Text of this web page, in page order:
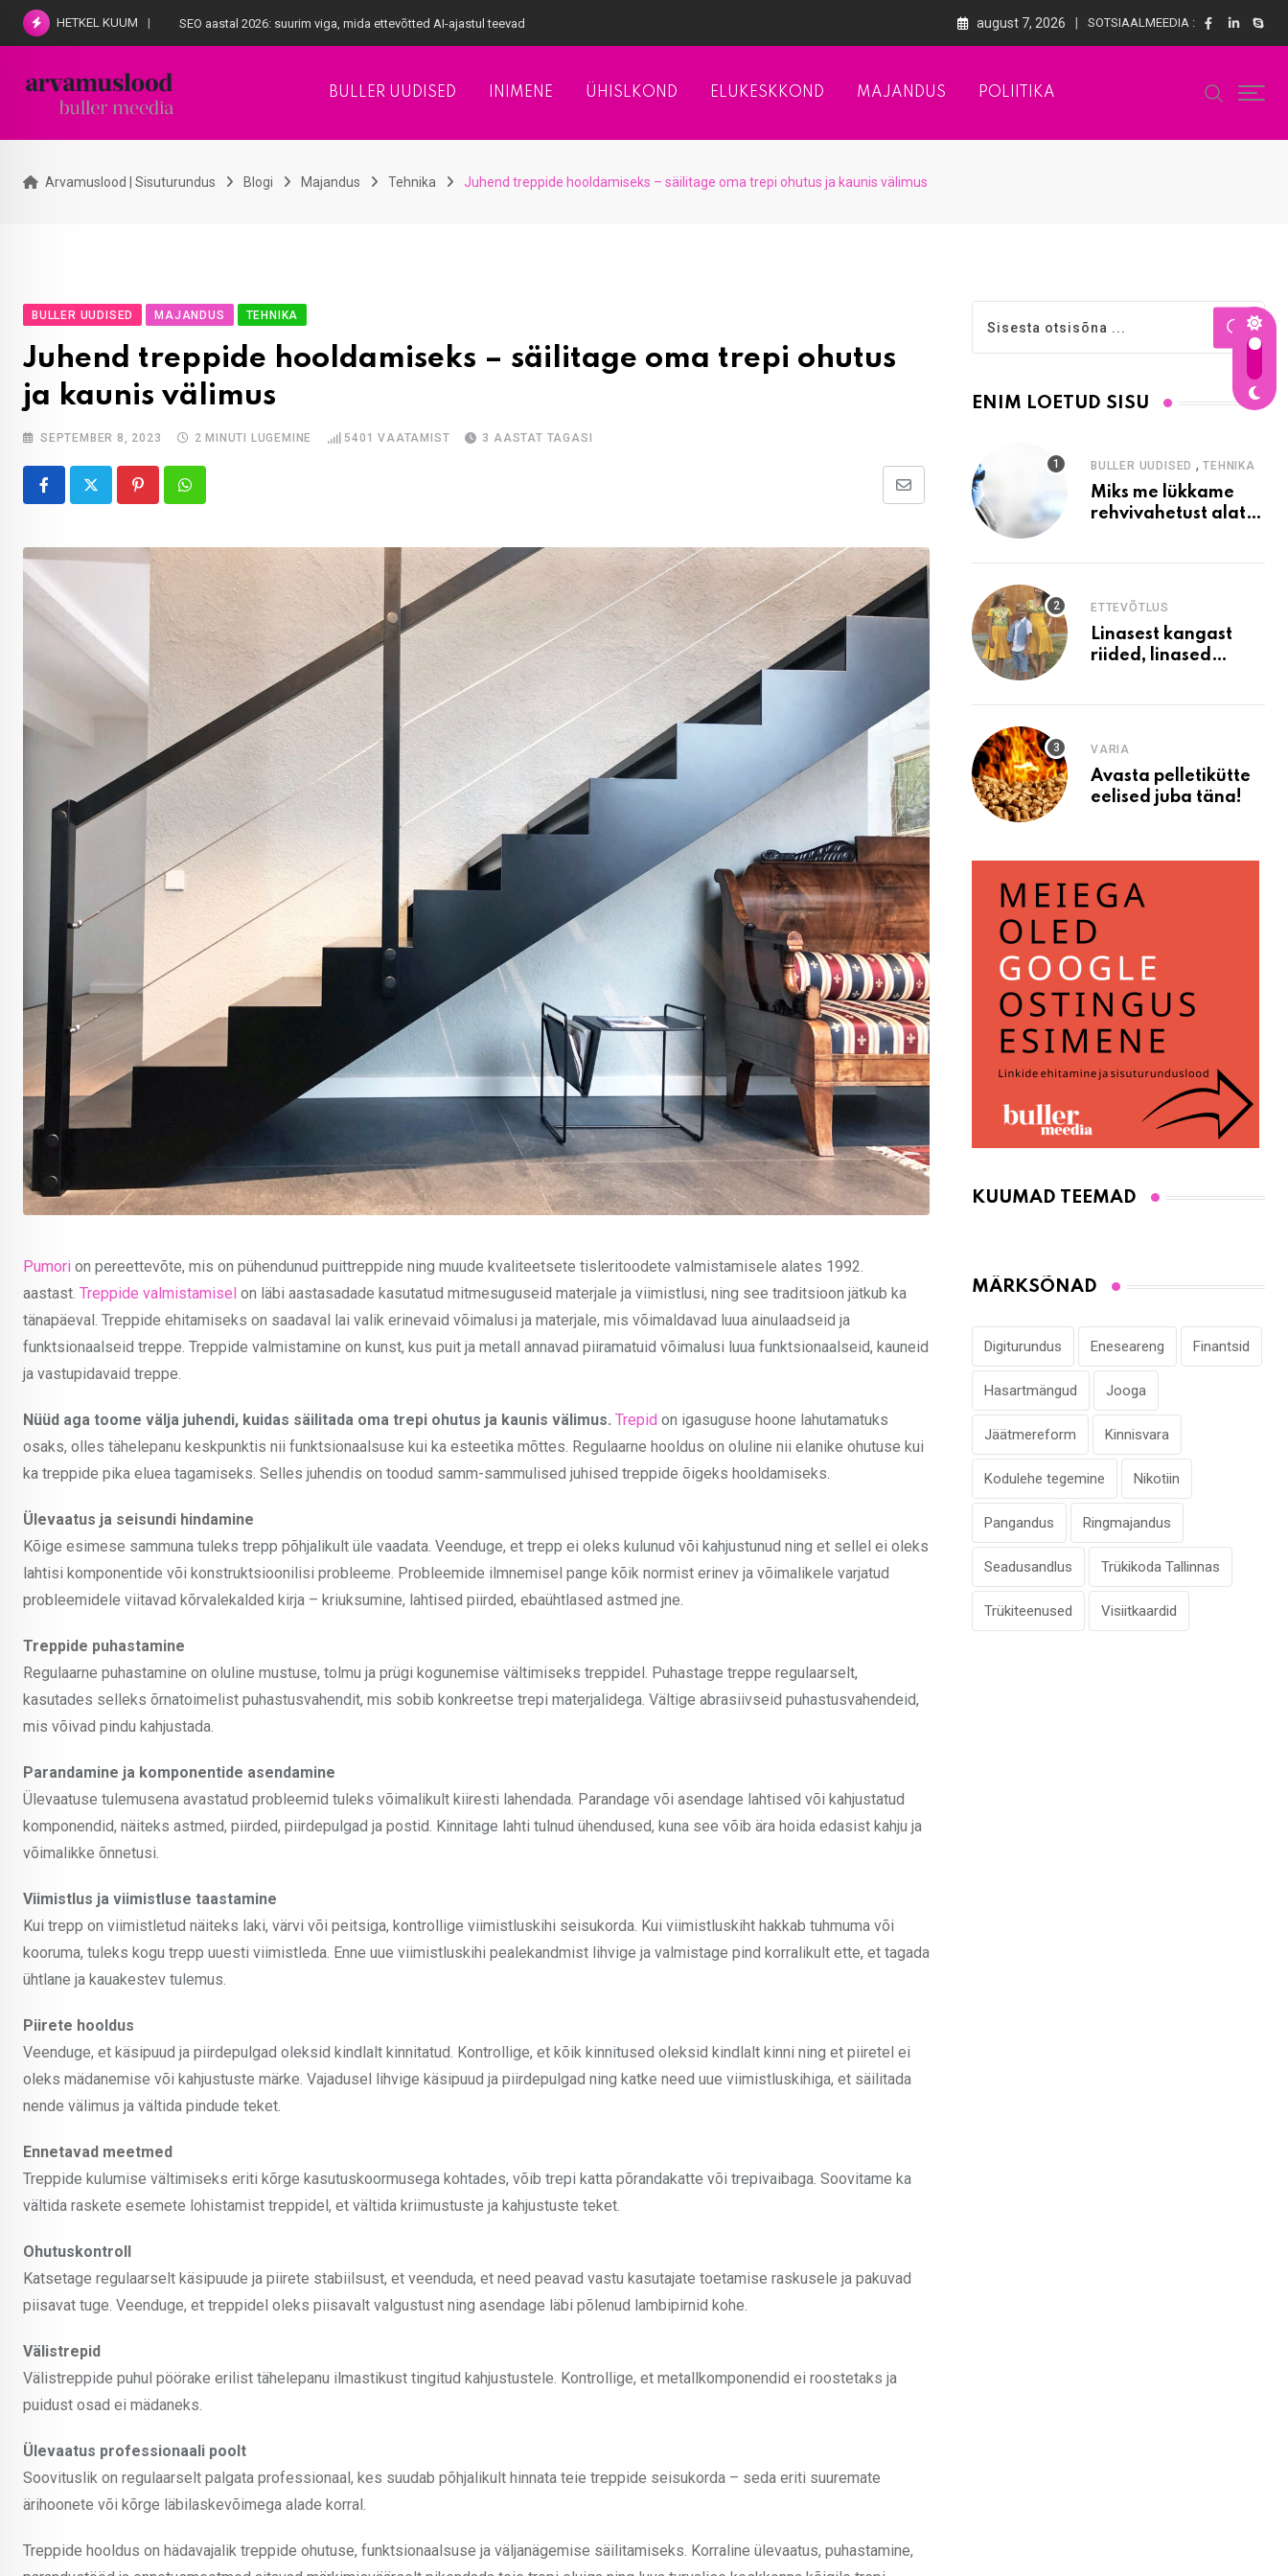
Skip
HETKEL KUUM SEO aastal 2026: suurim viga, mida ettevõtted AI-ajastul teevad august 7, 2026 SOTSIAALMEEDIA :
BULLER UUDISED INIMENE ÜHISLKOND ELUKESKKOND MAJANDUS POLIITIKA
Arvamuslood | Sisuturundus Blogi Majandus Tehnika Juhend treppide hooldamiseks – säilitage oma trepi ohutus ja kaunis välimus
BULLER UUDISED MAJANDUS TEHNIKA
Juhend treppide hooldamiseks – säilitage oma trepi ohutus
ja kaunis välimus
SEPTEMBER 8, 2023 2 MINUTI LUGEMINE 5401 VAATAMIST 3 AASTAT TAGASI
PinterestWhatsapp
Share
Email
Pumori on pereettevõte, mis on pühendunud puittreppide ning muude kvaliteetsete tisleritoodete valmistamisele alates 1992.
aastast. Treppide valmistamisel on läbi aastasadade kasutatud mitmesuguseid materjale ja viimistlusi, ning see traditsioon jätkub ka
tänapäeval. Treppide ehitamiseks on saadaval lai valik erinevaid võimalusi ja materjale, mis võimaldavad luua ainulaadseid ja
funktsionaalseid treppe. Treppide valmistamine on kunst, kus puit ja metall annavad piiramatuid võimalusi luua funktsionaalseid, kauneid
ja vastupidavaid treppe.
Nüüd aga toome välja juhendi, kuidas säilitada oma trepi ohutus ja kaunis välimus. Trepid on igasuguse hoone lahutamatuks
osaks, olles tähelepanu keskpunktis nii funktsionaalsuse kui ka esteetika mõttes. Regulaarne hooldus on oluline nii elanike ohutuse kui
ka treppide pika eluea tagamiseks. Selles juhendis on toodud samm-sammulised juhised treppide õigeks hooldamiseks.
Ülevaatus ja seisundi hindamine
Kõige esimese sammuna tuleks trepp põhjalikult üle vaadata. Veenduge, et trepp ei oleks kulunud või kahjustunud ning et sellel ei oleks
lahtisi komponentide või konstruktsioonilisi probleeme. Probleemide ilmnemisel pange kõik normist erinev ja võimalikele varjatud
probleemidele viitavad kõrvalekalded kirja – kriuksumine, lahtised piirded, ebaühtlased astmed jne.
Treppide puhastamine
Regulaarne puhastamine on oluline mustuse, tolmu ja prügi kogunemise vältimiseks treppidel. Puhastage treppe regulaarselt,
kasutades selleks õrnatoimelist puhastusvahendit, mis sobib konkreetse trepi materjalidega. Vältige abrasiivseid puhastusvahendeid,
mis võivad pindu kahjustada.
Parandamine ja komponentide asendamine
Ülevaatuse tulemusena avastatud probleemid tuleks võimalikult kiiresti lahendada. Parandage või asendage lahtised või kahjustatud
komponendid, näiteks astmed, piirded, piirdepulgad ja postid. Kinnitage lahti tulnud ühendused, kuna see võib ära hoida edasist kahju ja
võimalikke õnnetusi.
Viimistlus ja viimistluse taastamine
Kui trepp on viimistletud näiteks laki, värvi või peitsiga, kontrollige viimistluskihi seisukorda. Kui viimistluskiht hakkab tuhmuma või
kooruma, tuleks kogu trepp uuesti viimistleda. Enne uue viimistluskihi pealekandmist lihvige ja valmistage pind korralikult ette, et tagada
ühtlane ja kauakestev tulemus.
Piirete hooldus
Veenduge, et käsipuud ja piirdepulgad oleksid kindlalt kinnitatud. Kontrollige, et kõik kinnitused oleksid kindlalt kinni ning et piiretel ei
oleks mädanemise või kahjustuste märke. Vajadusel lihvige käsipuud ja piirdepulgad ning katke need uue viimistluskihiga, et säilitada
nende välimus ja vältida pindude teket.
Ennetavad meetmed
Treppide kulumise vältimiseks eriti kõrge kasutuskoormusega kohtades, võib trepi katta põrandakatte või trepivaibaga. Soovitame ka
vältida raskete esemete lohistamist treppidel, et vältida kriimustuste ja kahjustuste teket.
Ohutuskontroll
Katsetage regulaarselt käsipuude ja piirete stabiilsust, et veenduda, et need peavad vastu kasutajate toetamise raskusele ja pakuvad
piisavat tuge. Veenduge, et treppidel oleks piisavalt valgustust ning asendage läbi põlenud lambipirnid kohe.
Välistrepid
Välistreppide puhul pöörake erilist tähelepanu ilmastikust tingitud kahjustustele. Kontrollige, et metallkomponendid ei roostetaks ja
puidust osad ei mädaneks.
Ülevaatus professionaali poolt
Soovituslik on regulaarselt palgata professionaal, kes suudab põhjalikult hinnata teie treppide seisukorda – seda eriti suuremate
ärihoonete või kõrge läbilaskevõimega alade korral.
Treppide hooldus on hädavajalik treppide ohutuse, funktsionaalsuse ja väljanägemise säilitamiseks. Korraline ülevaatus, puhastamine,
ENIM LOETUD SISU
BULLER UUDISED ,TEHNIKA
Miks me lükkame
rehvivahetust alati
ETTEVÕTLUS
Linasest kangast
riided, linased
VARIA
Avasta pelletikütte
eelised juba täna!
KUUMAD TEEMAD
MÄRKSÕNAD
Digiturundus Eneseareng Finantsid
Hasartmängud Jooga
Jäätmereform Kinnisvara
Kodulehe tegemine Nikotiin
Pangandus Ringmajandus
Seadusandlus Trükikoda Tallinnas
Trükiteenused Visiitkaardid